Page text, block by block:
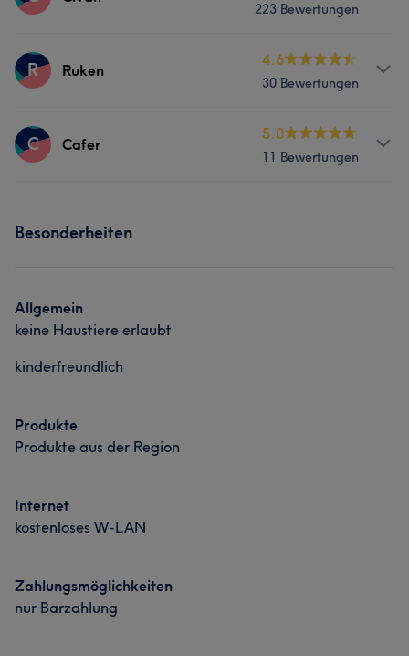
223 Bewertungen
Services
Was unsere Kunden über Civan sagen
Sympathisch 12
R Ruken
4.6
30 Bewertungen
Services
C Cafer
5.0
11 Bewertungen
Besonderheiten
Allgemein
keine Haustiere erlaubt
kinderfreundlich
Produkte
Produkte aus der Region
Internet
kostenloses W-LAN
Zahlungsmöglichkeiten
nur Barzahlung